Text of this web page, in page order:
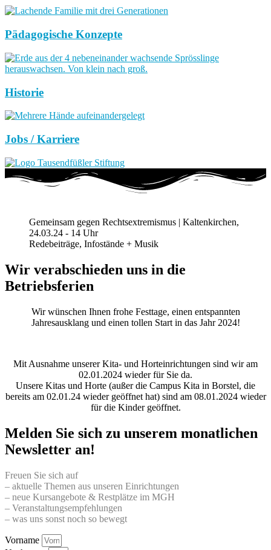
Pädagogische Konzepte
Historie
Jobs / Karriere
Gemeinsam gegen Rechtsextremismus | Kaltenkirchen,
24.03.24 - 14 Uhr
Redebeiträge, Infostände + Musik
Wir verabschieden uns in die
Betriebsferien
Wir wünschen Ihnen frohe Festtage, einen entspannten
Jahresausklang und einen tollen Start in das Jahr 2024!
Mit Ausnahme unserer Kita- und Horteinrichtungen sind wir am
02.01.2024 wieder für Sie da.
Unsere Kitas und Horte (außer die Campus Kita in Borstel, die
bereits am 02.01.24 wieder geöffnet hat) sind am 08.01.2024 wieder
für die Kinder geöffnet.
Melden Sie sich zu unserem monatlichen
Newsletter an!
Freuen Sie sich auf
– aktuelle Themen aus unseren Einrichtungen
– neue Kursangebote & Restplätze im MGH
– Veranstaltungsempfehlungen
– was uns sonst noch so bewegt
Vorname